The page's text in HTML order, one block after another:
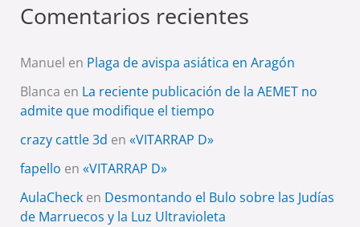
Comentarios recientes
Manuel en Plaga de avispa asiática en Aragón
Blanca en La reciente publicación de la AEMET no
admite que modifique el tiempo
crazy cattle 3d en «VITARRAP D»
fapello en «VITARRAP D»
AulaChecken Desmontando el Bulo sobre las Judías
de Marruecos y la Luz Ultravioleta